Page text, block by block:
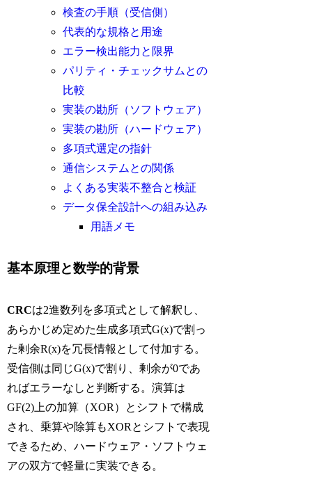
検査の手順（受信側）
代表的な規格と用途
エラー検出能力と限界
パリティ・チェックサムとの
比較
実装の勘所（ソフトウェア）
実装の勘所（ハードウェア）
多項式選定の指針
通信システムとの関係
よくある実装不整合と検証
データ保全設計への組み込み
用語メモ
基本原理と数学的背景
CRCは2進数列を多項式として解釈し、
あらかじめ定めた生成多項式G(x)で割っ
た剰余R(x)を冗長情報として付加する。
受信側は同じG(x)で割り、剰余が0であ
ればエラーなしと判断する。演算は
GF(2)上の加算（XOR）とシフトで構成
され、乗算や除算もXORとシフトで表現
できるため、ハードウェア・ソフトウェ
アの双方で軽量に実装できる。